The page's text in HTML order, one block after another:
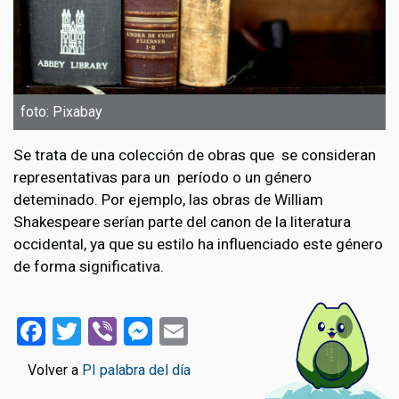
foto: Pixabay
Se trata de una colección de obras que se consideran
representativas para un período o un género
deteminado. Por ejemplo, las obras de William
Shakespeare serían parte del canon de la literatura
occidental, ya que su estilo ha influenciado este género
de forma significativa.
Facebook
Twitter
ViberMessenger
Volver a PI palabra del día